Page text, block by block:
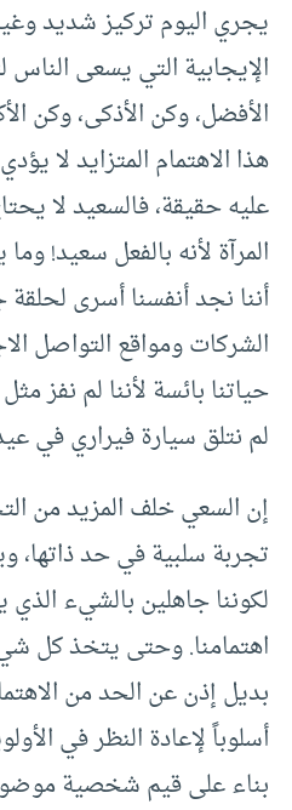
يجري اليوم تركيز شديد
الإيجابية التي يسعى
الأفضل، وكن الأذكى، وكن
هذا الاهتمام المتزايد لا
عليه حقيقة، فالسعيد لا
المرآة لأنه بالفعل سعيد!
أننا نجد أنفسنا أسرى
الشركات ومواقع التواصل
حياتنا بائسة لأننا لم نفز
لم نتلق سيارة فيراري في
إن السعي خلف المزيد من
تجربة سلبية في حد ذاتها،
لكوننا جاهلين بالشيء
اهتمامنا. وحتى يتخذ كل
بديل إذن عن الحد من
أسلوباً لإعادة النظر في
بناء على قيم شخصية